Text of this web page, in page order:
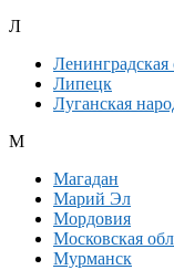
Л
Ленинградская
Липецк
Луганская
М
Магадан
Марий Эл
Мордовия
Московская
Мурманск